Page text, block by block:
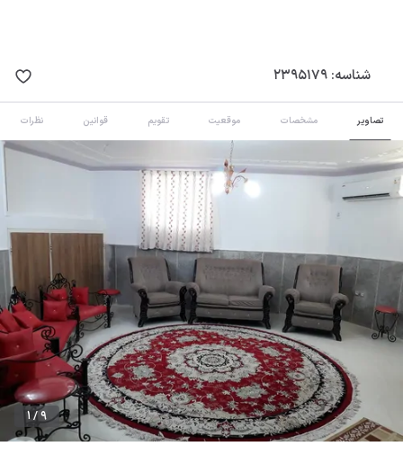
شناسه: 2395179
تصاویر مشخصات موقعیت تقویم قوانین نظرات
1 / 9